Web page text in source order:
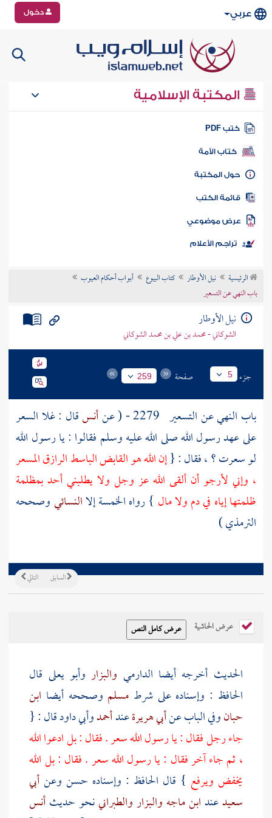
عربي دخول
المكتبة الإسلامية
كتب PDF
كتاب الأمة
المكتبة
الكتب
موضوعي
تراجم الأعلام
الرئيسية نيل الأوطار كتاب البيوع
أبواب أحكام العيوب
باب النهي عن التسعير
نيل الأوطار
الشوكاني - محمد بن علي بن محمد الشوكاني
جزء 5 صفحة 259
باب النهي عن التسعير أنسقال : غلا السعر
على عهد رسول الله صلى الله عليه وسلم فقالوا : يا رسول الله
لو سعرت ؟ ، فقال : {إن الله هو القابض الباسط الرازق المسعر
، وإني لأرجو أن ألقى الله عز وجل ولا يطلبني أحد بمظلمة
ظلمتها إياه في دم ولا مال } رواه الخمسة إلاالنسائيوصححه
الترمذي)
التالي السابق
عرض الحاشية
الحديث أخرجه أيضا الدارمي والبزار وأبو يعلى قال
الحافظ : وإسناده على شرط مسلم وصححه أيضا ابن
حبانوفي الباب عنأبي هريرةعندأحمدوأبي داودقال : {
جاء رجل فقال : يا رسول الله سعر . فقال : بل ادعوا الله
، ثم جاء آخر فقال : يا رسول الله سعر . فقال : بل الله
يخفض ويرفع } قال الحافظ : وإسناده حسن وعنأبي
سعيدعندابن ماجه والبزاروالطبرانينحو حديثأنس